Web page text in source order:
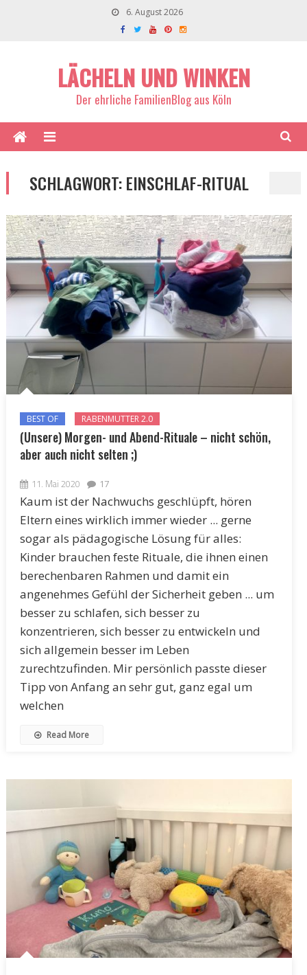
6. August 2026
LÄCHELN UND WINKEN
Der ehrliche FamilienBlog aus Köln
SCHLAGWORT:EINSCHLAF-RITUAL
BEST OF RABENMUTTER 2.0
(Unsere) Morgen- und Abend-Rituale – nicht schön,
aber auch nicht selten ;)
11. Mai 2020 17
Kaum ist der Nachwuchs geschlüpft, hören
Eltern eines wirklich immer wieder ... gerne
sogar als pädagogische Lösung für alles:
Kinder brauchen feste Rituale, die ihnen einen
berechenbaren Rahmen und damit ein
angenehmes Gefühl der Sicherheit geben ... um
besser zu schlafen, sich besser zu
konzentrieren, sich besser zu entwickeln und
sich allgemein besser im Leben
zurechtzufinden. Mir persönlich passte dieser
Tipp von Anfang an sehr gut, ganz egal um
welchen
Read More